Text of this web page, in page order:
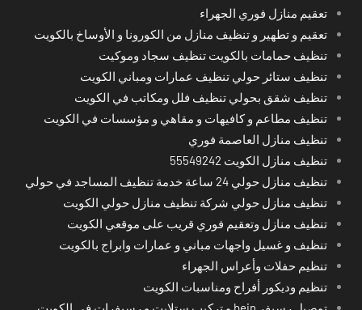
تعقيم منازل فوري الجهراء
تعقيم و تطهير و تنظيف منازل من الكورونا و الأوساخ بالكويت
تنظيف حمامات بالكويت تنظيف سجاد وموكيت
تنظيف ستائر حولي تنظيف عمارات ومباني الكويت
تنظيف شقق بحولي تنظيف فلل ومكاتب في الكويت
تنظيف مطاعم و كافيهات و مقاهي و مؤسسات في الكويت
تنظيف منازل العاصمة فوري
تنظيف منازل الكويت 55549242
تنظيف منازل حولي 24 ساعة خدمة تنظيف المساجد في حولي
تنظيف منازل حولي شركة تنظيف منازل حولي الكويت
تنظيف منازل وتعقيم فوري قريب على موقعي الكويت
تنظيف و غسيل واجهات مباني و عمارات وابراج بالكويت
تنظيم حفلات وأعراس الجهراء
تنظيم وديكور أفراح ومناسبات الكويت